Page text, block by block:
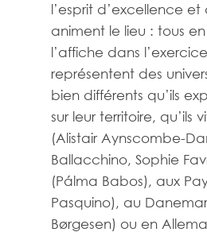
l’esprit d’excellence
animent le lieu : tous
l’affiche dans
représentent des
bien différents qu’ils
sur leur territoire, qu’ils
(Alistair Aynscombe-
Ballacchino, Sophie
(Pálma Babos), aux
Pasquino), au
Børgesen) ou en